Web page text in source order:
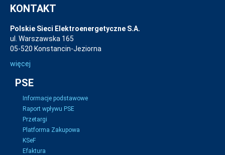
KONTAKT
Polskie Sieci Elektroenergetyczne S.A.
ul. Warszawska 165
05-520 Konstancin-Jeziorna
więcej
PSE
Informacje podstawowe
Raport wpływu PSE
Przetargi
Platforma Zakupowa
KSeF
Efaktura